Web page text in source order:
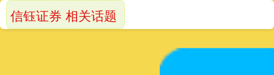
信钰证券 相关话题